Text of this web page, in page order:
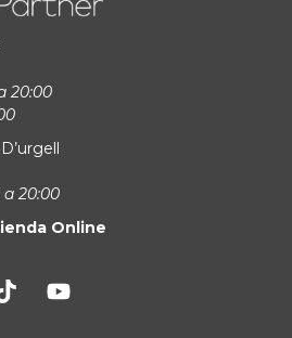
20:00
a 20:00
Online